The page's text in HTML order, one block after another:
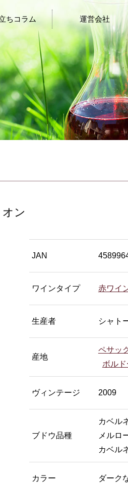
ちコラム 運営会社
ン
JAN
ワインタイプ 赤ワイ
生産者 シャト
産地
ペサッ
ボルド
ヴィンテージ 2009
ブドウ品種
カベル
メルロ
カベル
カラー ダーク